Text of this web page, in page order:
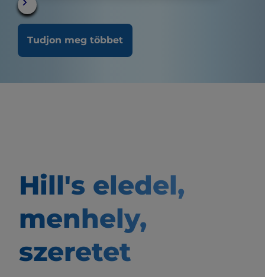
Tudjon meg többet
Hill's eledel,
menhely,
szeretet